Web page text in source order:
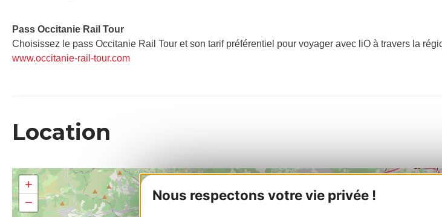
Nous respectons votre vie privée !
Pass Occitanie Rail Tour​
Choisissez le pass Occitanie Rail Tour et son tarif préférentiel pour voyager avec liO à travers la
www.occitanie-rail-tour.com
Location
+
−